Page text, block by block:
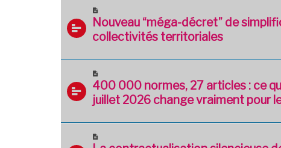
Nouveau “méga-décret” de
collectivités territoriales
400 000 normes, 27 articles : ce
juillet 2026 change vraiment pour